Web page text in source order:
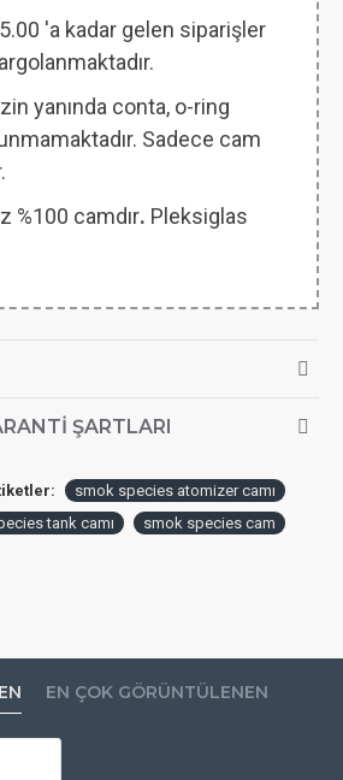
'a kadar gelen siparişler
yanında conta, o-ring
Sadece cam
%100 camdır. Pleksiglas
ŞARTLARI
smok species atomizer camı
tank camı
smok species cam
EN ÇOK GÖRÜNTÜLENEN